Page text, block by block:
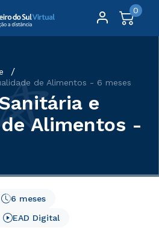
0
de Alimentos - 6 meses
e
Alimentos -
6 meses
EAD Digital